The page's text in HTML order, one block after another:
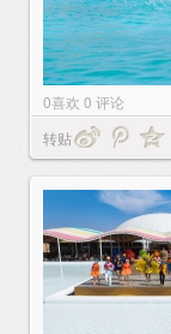
0喜欢 0 评论
转贴